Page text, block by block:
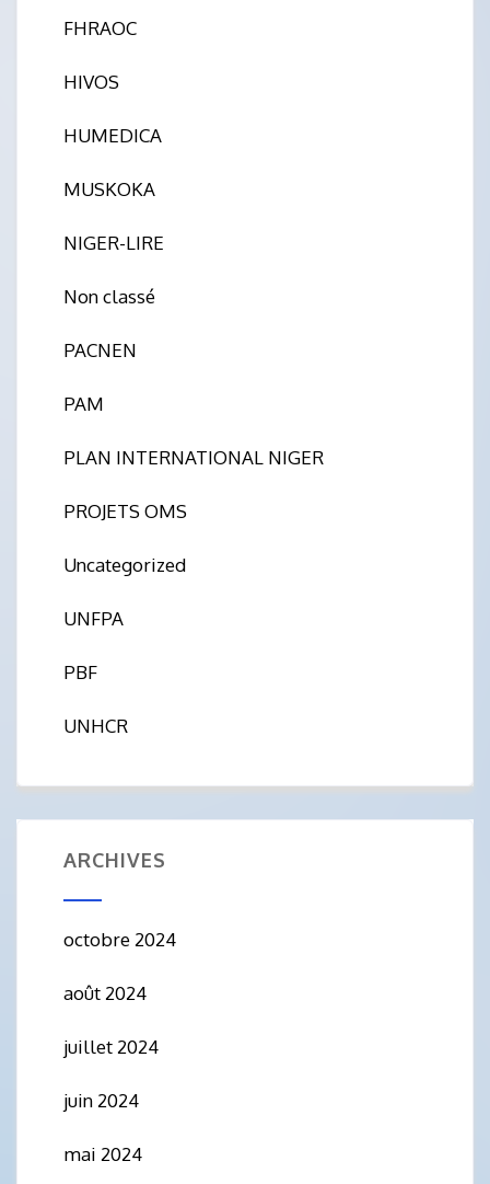
FHRAOC
HIVOS
HUMEDICA
MUSKOKA
NIGER-LIRE
Non classé
PACNEN
PAM
PLAN INTERNATIONAL NIGER
PROJETS OMS
Uncategorized
UNFPA
PBF
UNHCR
ARCHIVES
octobre 2024
août 2024
juillet 2024
juin 2024
mai 2024